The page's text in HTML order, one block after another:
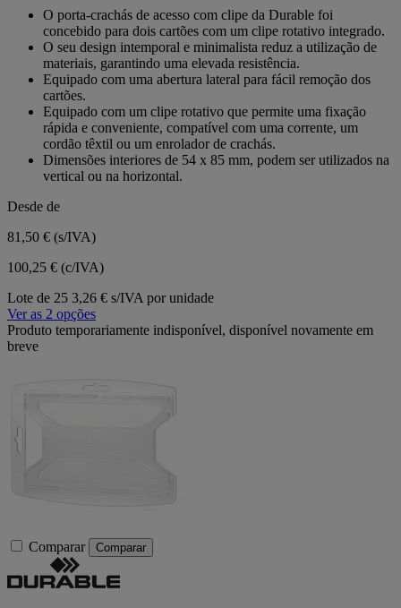
estrelas.
O porta-crachás de acesso com clipe da Durable foi
concebido para dois cartões com um clipe rotativo integrado.
O seu design intemporal e minimalista reduz a utilização de
materiais, garantindo uma elevada resistência.
Equipado com uma abertura lateral para fácil remoção dos
cartões.
Equipado com um clipe rotativo que permite uma fixação
rápida e conveniente, compatível com uma corrente, um
cordão têxtil ou um enrolador de crachás.
Dimensões interiores de 54 x 85 mm, podem ser utilizados na
vertical ou na horizontal.
Desde de
81,50 € (s/IVA)
100,25 € (c/IVA)
Lote de 25 3,26 € s/IVA por unidade
Ver as 2 opções
Produto temporariamente indisponível, disponível novamente em
breve
Comparar Comparar